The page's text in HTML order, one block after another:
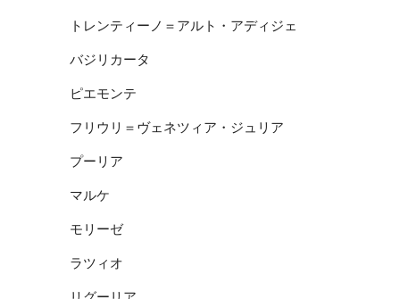
トレンティーノ＝アルト・アディジェ
バジリカータ
ピエモンテ
フリウリ＝ヴェネツィア・ジュリア
プーリア
マルケ
モリーゼ
ラツィオ